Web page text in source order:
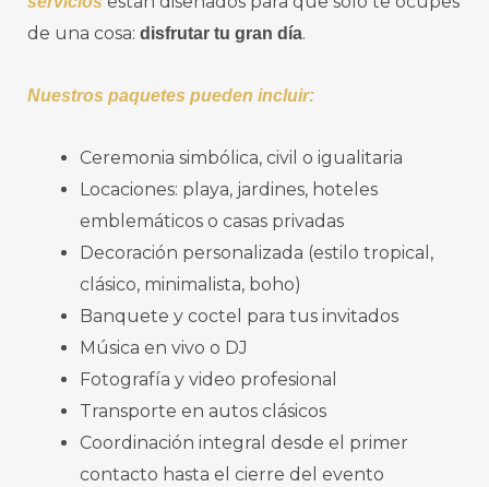
de una cosa: disfrutar tu gran día.
Nuestros paquetes pueden incluir:
Ceremonia simbólica, civil o igualitaria
Locaciones: playa, jardines, hoteles
emblemáticos o casas privadas
Decoración personalizada (estilo tropical,
clásico, minimalista, boho)
Banquete y coctel para tus invitados
Música en vivo o DJ
Fotografía y video profesional
Transporte en autos clásicos
Coordinación integral desde el primer
contacto hasta el cierre del evento